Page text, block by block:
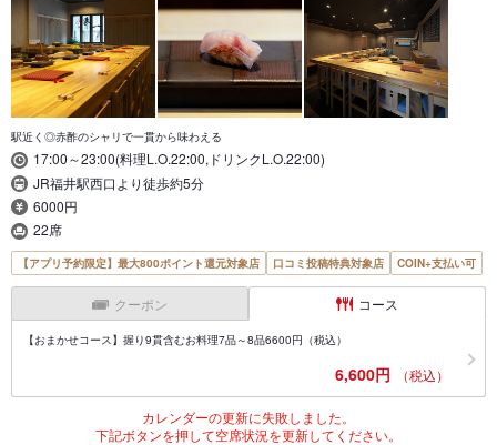
駅近く◎赤酢のシャリで一貫から味わえる
17:00～23:00(料理L.O.22:00,ドリンクL.O.22:00)
JR福井駅西口より徒歩約5分
6000円
22席
【アプリ予約限定】最大800ポイント還元対象店 口コミ投稿特典対象店 COIN+支払い可
クーポン コース
【おまかせコース】握り9貫含むお料理7品～8品6600円（税込）
6,600円 （税込）
カレンダーの更新に失敗しました。
下記ボタンを押して空席状況を更新してください。